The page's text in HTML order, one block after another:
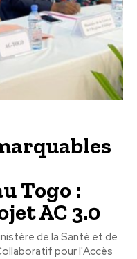
Togo :
AC 3.0
de la Santé et de
pour l'Accès